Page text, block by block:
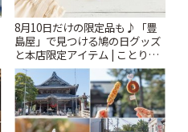
8月10日だけの限定品も♪「豊
島屋」で見つける鳩の日グッズ
と本店限定アイテム | ことりっ
ぷ